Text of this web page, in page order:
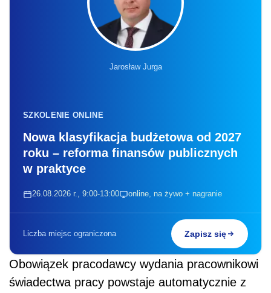
Jarosław Jurga
SZKOLENIE ONLINE
Nowa klasyfikacja budżetowa od 2027
roku – reforma finansów publicznych
w praktyce
26.08.2026 r., 9:00-13:00 online, na żywo + nagranie
Liczba miejsc ograniczona Zapisz się
Obowiązek pracodawcy wydania pracownikowi
świadectwa pracy powstaje automatycznie z